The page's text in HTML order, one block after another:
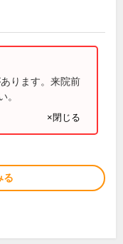
ります。来院前
。
×閉じる
る